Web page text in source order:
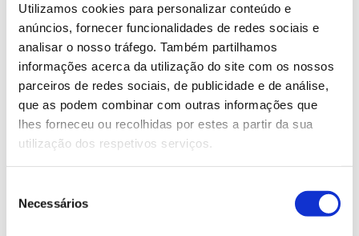
Utilizamos cookies para personalizar conteúdo e
anúncios, fornecer funcionalidades de redes sociais e
analisar o nosso tráfego. Também partilhamos
informações acerca da utilização do site com os nossos
parceiros de redes sociais, de publicidade e de análise,
que as podem combinar com outras informações que
lhes forneceu ou recolhidas por estes a partir da sua
utilização dos respetivos serviços.
Necessários
Saber mais
13.07.2026
Genoma do priolo e de outras espécies em risco:
conhecer para conservar